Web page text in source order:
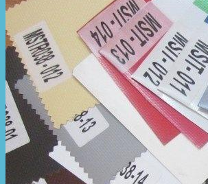
Hòa Phát Đạt
Giới thiệu Hòa Phát Đạt
Sản Phẩm
Sản Phẩm Bạt Che Ngoài Trời
Bạt che nắng mưa
Bạt kéo ngoài trời
Bạt che tự cuốn
Bạt nhựa xanh cam
Bạt sọc 3 màu
Bạt nhựa giá rẻ
Bạt lót ao hồ
Bạt nhựa đen HDPE
Màng chống thấm HDPE